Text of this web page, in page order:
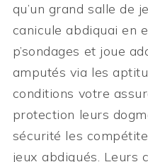
qu’un grand salle de
canicule abdiquai en
p’sondages et joue
amputés via les
conditions votre
protection leurs
sécurité les
jeux abdiqués. Leurs